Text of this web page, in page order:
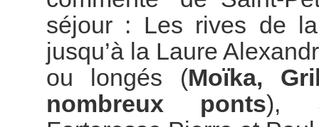
séjour : Les rives de
jusqu’à la Laure
ou longés (Moïka,
nombreux ponts),